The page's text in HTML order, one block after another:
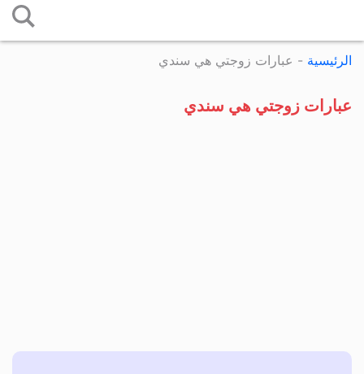
إلى
المحتوى
الرئيسية - عبارات زوجتي هي سندي
عبارات زوجتي هي سندي